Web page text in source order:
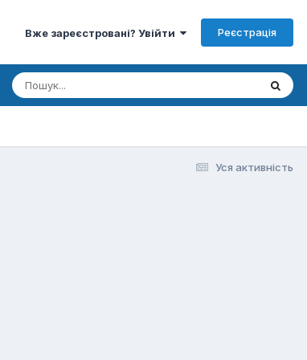
Вже зареєстровані? Увійти Реєстрація
Уся активність